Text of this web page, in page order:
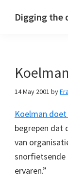
Digging the
14 May 2001 by
Koelman
begrepen dat
van
snorfietsende
ervaren.”